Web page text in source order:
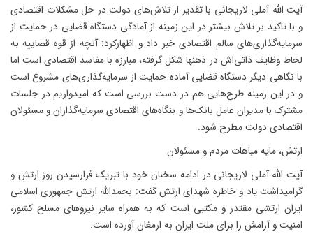
آیت الله آملی لاریجانی با تقدیر از تلاش‌های دولت در حل مشکلات اقتصادی
و با تاکید بر تلاش بیشتر در این زمینه از آمادگی دستگاه قضایی در حمایت از
سرمایه‌گذاری‌های سالم اقتصادی خبر داد و اظهارکرد: آنچه از قوه قضاییه به
لحاظ وظایف ذاتی‌اش در ذهنها شکل گرفته، مبارزه با مفاسد اقتصادی است اما
با نگاهی دیگر دستگاه قضایی آماده حمایت از سرمایه‌گذاری‌های مشروع است
و در این زمینه طرح‌هایی هم در دست بررسی است که امیدواریم در جلسات
مشترک با مدیران عامل بانک‌ها و بنگاه‌های اقتصادی سرمایه‌گذاران و مسئولان
اقتصادی دولت مطرح شود.
ارتش، مایه مباهات مردم و مسئولان
آیت الله آملی لاریجانی در ادامه سخنان خود با تبریک فرارسیدن روز ارتش و
گرامیداشت یاد و خاطره شهدای ارتش گفت: بحمدالله ارتش جمهوری اسلامی
ایران ارتشی مقتدر و مکتبی است که به همراه سایر نیروهای مسلح کشور،
امنیت و آرامش را برای ملت ایران به ارمغان آورده است.